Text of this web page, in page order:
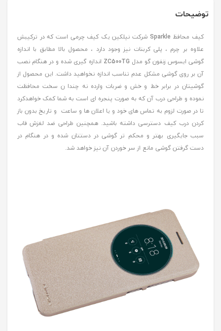
توضیحات
کیف محافظ Sparkle شرکت نیلکین یک کیف چرمی است که در ترکیبش
علاوه بر چرم ، پلی کربنات نیز وجود دارد ، محصول بالا مطابق با اندازه
گوشی ایسوس زنفون گو مدل ZC500TG اندازه گیری شده و در هنگام نصب
آن بر روی گوشی مشکل عدم تناسب اندازه نخواهید داشت. این محصول از
گوشیتان در برابر خط و خش و ضربات وارده نه چندا ن سخت محافظت
نموده و طراحی درب آن که به صورت پنجره ای است به شما کمک خواهدکرد
تا در صورت لزوم به تماس های خود و یا اعلان ها و ساعت و تاریخ بدون باز
کردن درب کیف دسترسی داشته باشید. همچنین طراحی ضد لغزش قاب
سبب جایگیری بهتر و محکم تر گوشی در دستتان شده و در هنگام در
دست گرفتن گوشی مانع از سر خوردن آن نیز خواهد شد.